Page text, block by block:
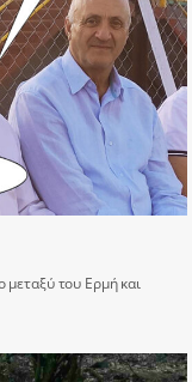
του Ερμή και